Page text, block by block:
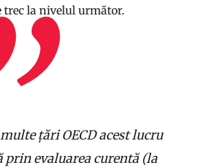
trec la nivelul următor.
țări OECD acest lucru
prin evaluarea curentă (la